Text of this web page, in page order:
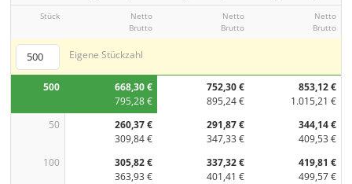
Stück
Netto
Brutto
Netto
Brutto
Netto
Brutto
Eigene Stückzahl
500
668,30 €
795,28 €
752,30 €
895,24 €
853,12 €
1.015,21 €
50
260,37 €
309,84 €
291,87 €
347,33 €
344,14 €
409,53 €
100
305,82 €
363,93 €
337,32 €
401,41 €
419,81 €
499,57 €